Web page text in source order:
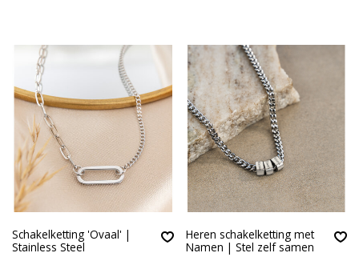
Schakelketting 'Ovaal' |
Stainless Steel
Heren schakelketting met
Namen | Stel zelf samen